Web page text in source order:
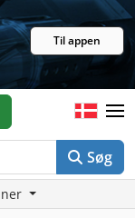
Til appen
Søg